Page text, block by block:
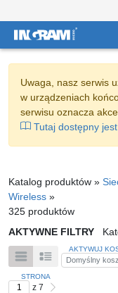
Uwaga, nasz serwis
w urządzeniach
serwisu oznacza
Tutaj dostępny
Katalog produktów »
Wireless »
325 produktów
AKTYWNE FILTRY
AKTYWUJ
Domyślny
STRONA
z 7